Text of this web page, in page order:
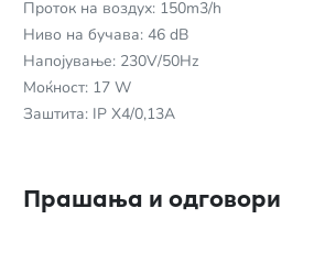
Проток на воздух: 150m3/h
Ниво на бучава: 46 dB
Напојување: 230V/50Hz
Моќност: 17 W
Заштита: IP X4/0,13A
Прашања и одговори